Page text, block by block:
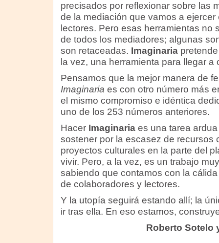
precisados por reflexionar sobre las
de la mediación que vamos a ejercer
lectores. Pero esas herramientas no
de todos los mediadores; algunas
son retaceadas. Imaginaria
la vez, una herramienta para llegar a
Pensamos que la mejor manera de
Imaginaria es con otro número más
el mismo compromiso e idéntica
uno de los 253 números anteriores.
Hacer Imaginaria es una tarea
sostener por la escasez de recursos
proyectos culturales en la parte del
vivir. Pero, a la vez, es un trabajo
sabiendo que contamos con la
de colaboradores y lectores.
Y la utopía seguirá estando allí; la
ir tras ella. En eso estamos,
Roberto Sotelo